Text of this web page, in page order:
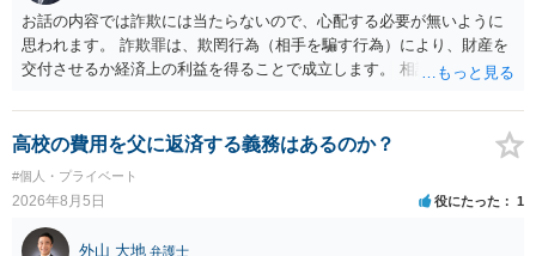
お話の内容では詐欺には当たらないので、心配する必要が無いように
思われます。 詐欺罪は、欺罔行為（相手を騙す行為）により、財産を
交付させるか経済上の利益を得ることで成立します。 相談者さんは、
ので、詐欺罪の実行行為性が無く罪に問うことはできません。 おそら
く、相手が真実を話せば警察も取り合わないと思いますが、虚偽の内
容を述べた場合は、捜査はあるかもしれません。 ただし、捜査におい
て、真実を説明すれば、「ちゃんと返しなさいよ」程度の注意で済む
ことだと思われます。 また、返せるお金が無いのであれば、返せない
のは致し方ありません。真摯に分割して支払うことを相手に告げてい
高校の費用を父に返済する義務はあるのか？
#個人・プライベート
2026年8月5日 役にたった 1
外山 大地 弁護士